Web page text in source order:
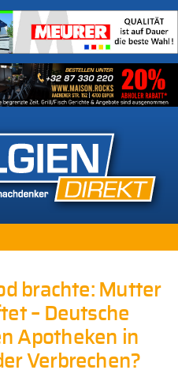
brachte: Mutter
– Deutsche
Apotheken in
Verbrechen?